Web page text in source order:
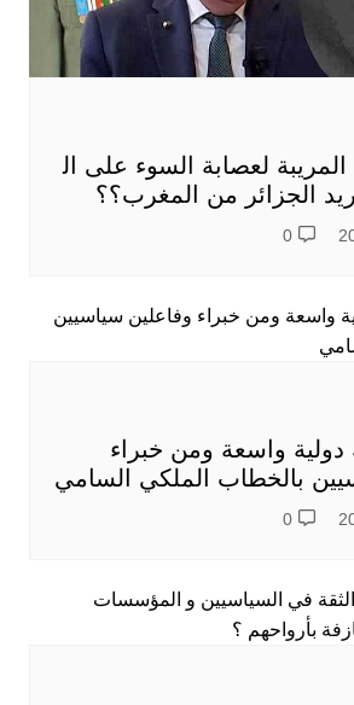
لعصابة السوء على ال
الجزائر من المغرب؟؟
0
دولية واسعة ومن خبراء
بالخطاب الملكي السامي
0